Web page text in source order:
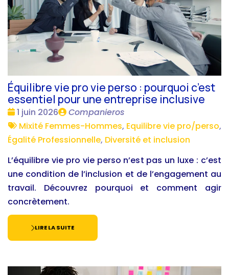
Équilibre vie pro vie perso : pourquoi c’est
essentiel pour une entreprise inclusive
Date
:
1 juin 2026
Publié
par
Companieros
Tags
:
Mixité Femmes-Hommes, Equilibre vie pro/perso,
Égalité Professionnelle, Diversité et inclusion
L’équilibre vie pro vie perso n’est pas un luxe : c’est
une condition de l’inclusion et de l’engagement au
travail. Découvrez pourquoi et comment agir
concrètement.
LIRE LA SUITE